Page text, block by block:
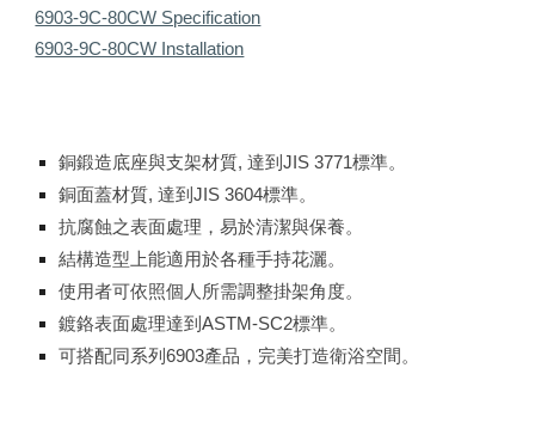
6903-9C-80CW Specification
6903-9C-80CW Installation
銅鍛造底座與支架材質, 達到JIS 3771標準。
銅面蓋材質, 達到JIS 3604標準。
抗腐蝕之表面處理，易於清潔與保養。
結構造型上能適用於各種手持花灑。
使用者可依照個人所需調整掛架角度。
鍍鉻表面處理達到ASTM-SC2標準。
可搭配同系列6903產品，完美打造衛浴空間。